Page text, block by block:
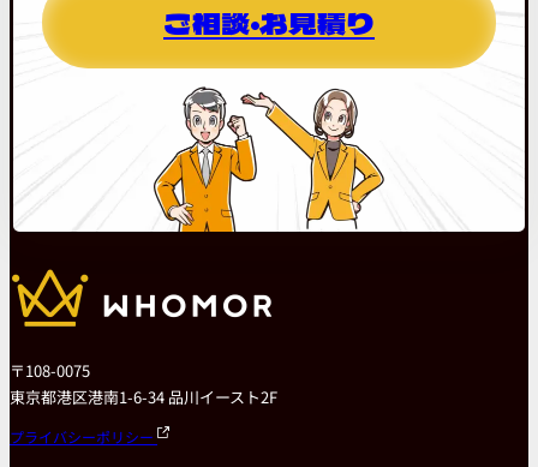
ご相談・お見積り
〒108-0075
東京都港区港南1-6-34 品川イースト2F
プライバシーポリシー